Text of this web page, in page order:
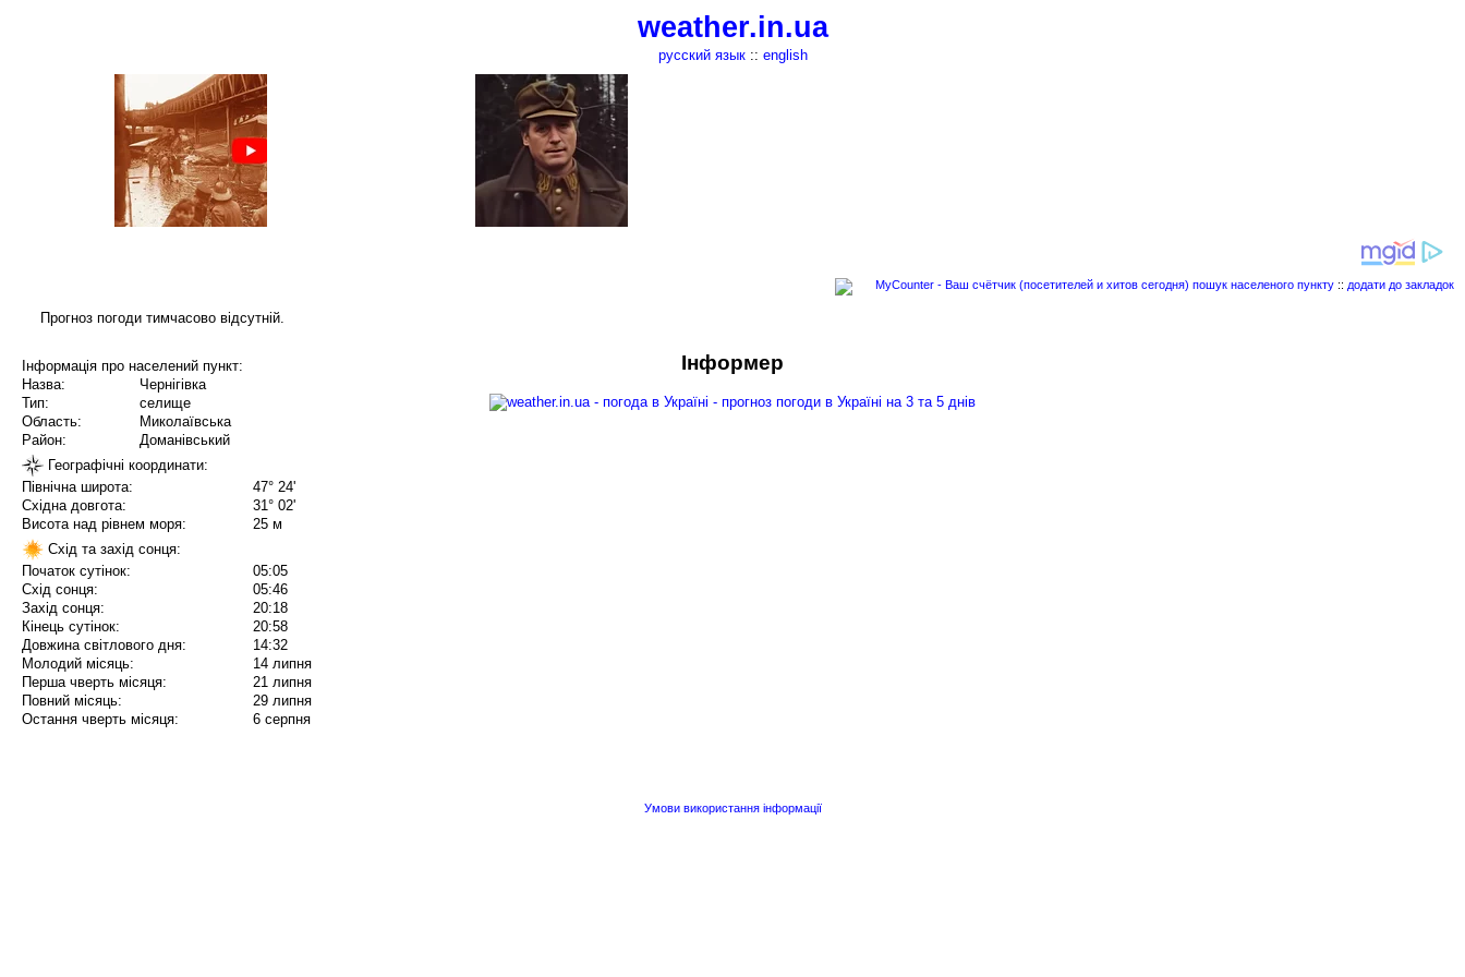
weather.in.ua
русский язык:: english
пошук населеного пункту :: додати до закладок
Прогноз погоди тимчасово відсутній.
Інформація про населений пункт:
Назва:
Чернігівка
Тип:
селище
Область:
Миколаївська
Район:
Доманівський
Географічні координати:
Північна широта:
47° 24'
Східна довгота:
31° 02'
Висота над рівнем моря:
25 м
Схід та захід сонця:
Початок сутінок:
05:05
Схід сонця:
05:46
Захід сонця:
20:18
Кінець сутінок:
20:58
Довжина світлового дня:
14:32
Молодий місяць:
14 липня
Перша чверть місяця:
21 липня
Повний місяць:
29 липня
Остання чверть місяця:
6 серпня
Інформер
Умови використання інформації